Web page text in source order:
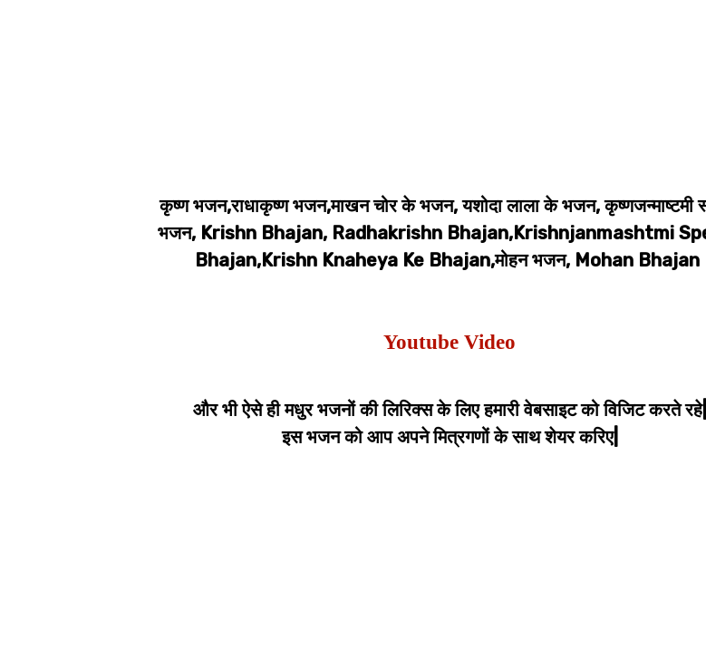
कृष्ण भजन,राधाकृष्ण भजन,माखन चोर के भजन, यशोदा लाला के भजन, कृष्णजन्माष्टमी
भजन, Krishn Bhajan, Radhakrishn Bhajan,Krishnjanmashtmi
Bhajan,Krishn Knaheya Ke Bhajan,मोहन भजन, Mohan Bhajan
Youtube Video
और भी ऐसे ही मधुर भजनों की लिरिक्स के लिए हमारी वेबसाइट को विजिट करते रहे|
इस भजन को आप अपने मित्रगणों के साथ शेयर करिए|